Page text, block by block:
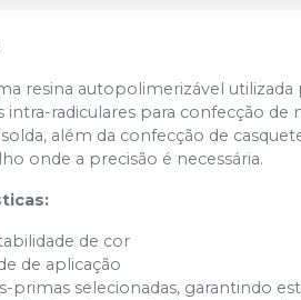
resina autopolimerizável
intra-radiculares para confecção de
além da confecção de
onde a precisão é necessária.
de cor
de aplicação
primas selecionadas, garantindo